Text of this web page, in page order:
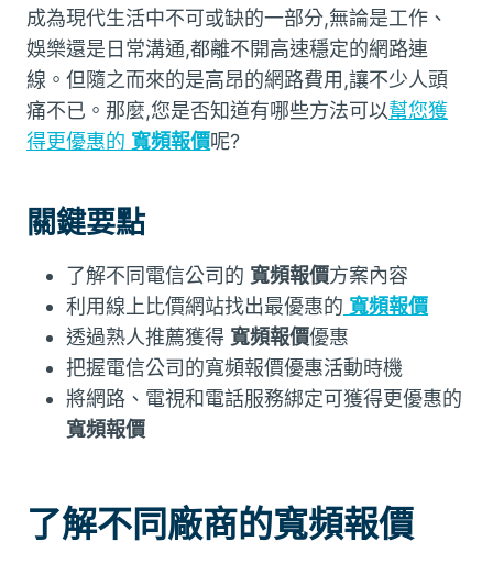
成為現代生活中不可或缺的一部分,無論是工作、
娛樂還是日常溝通,都離不開高速穩定的網路連
線。但隨之而來的是高昂的網路費用,讓不少人頭
痛不已。那麼,您是否知道有哪些方法可以幫您獲
得更優惠的 寬頻報價呢?
關鍵要點
了解不同電信公司的 寬頻報價方案內容
利用線上比價網站找出最優惠的 寬頻報價
透過熟人推薦獲得 寬頻報價優惠
把握電信公司的寬頻報價優惠活動時機
將網路、電視和電話服務綁定可獲得更優惠的
寬頻報價
了解不同廠商的寬頻報價